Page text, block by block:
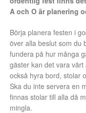
A och O är planering
Börja planera festen i
över alla beslut som du
fundera på hur många
gäster kan det vara
också hyra bord, stolar
Ska du inte servera en
finnas stolar till alla då
mingla.